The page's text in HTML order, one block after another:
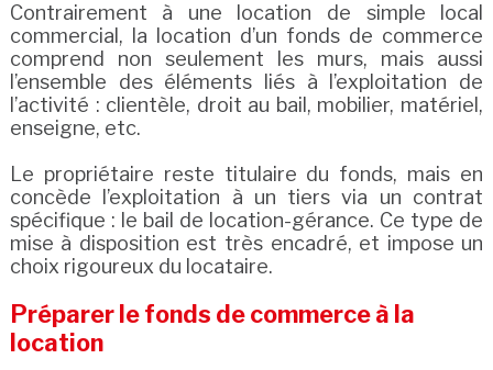
Contrairement à une location de simple local
commercial, la location d’un fonds de commerce
comprend non seulement les murs, mais aussi
l’ensemble des éléments liés à l’exploitation de
l’activité : clientèle, droit au bail, mobilier, matériel,
enseigne, etc.
Le propriétaire reste titulaire du fonds, mais en
concède l’exploitation à un tiers via un contrat
spécifique : le bail de location-gérance. Ce type de
mise à disposition est très encadré, et impose un
choix rigoureux du locataire.
Préparer le fonds de commerce à la
location